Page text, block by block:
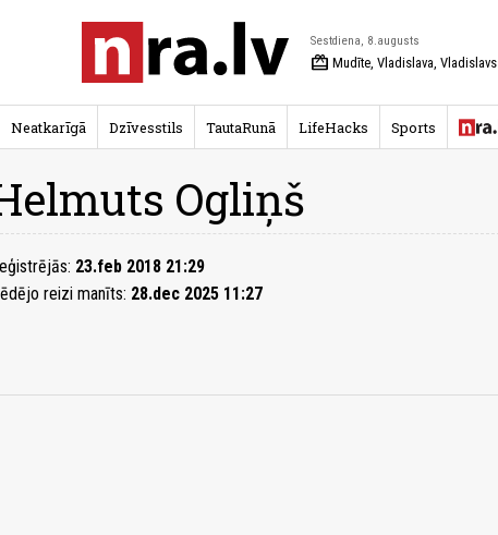
Sestdiena, 8.augusts
redeem Mudīte, Vladislava, Vladislavs
Neatkarīgā Dzīvesstils TautaRunā LifeHacks Sports
Ogliņš
23.feb 2018 21:29
reizi manīts: 28.dec 2025 11:27